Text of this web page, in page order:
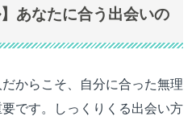
あなたに合う出会いの
からこそ、自分に合った無理
です。しっくりくる出会い方